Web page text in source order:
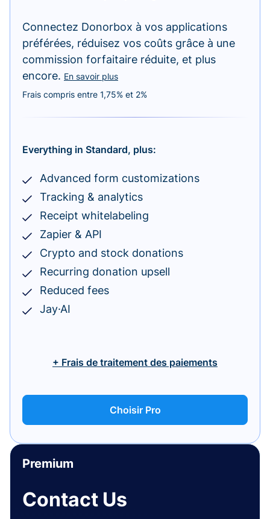
Connectez Donorbox à vos applications
préférées, réduisez vos coûts grâce à une
commission forfaitaire réduite, et plus
encore. En savoir plus
Frais compris entre 1,75% et 2%
Everything in Standard, plus:
Advanced form customizations
Tracking & analytics
Receipt whitelabeling
Zapier & API
Crypto and stock donations
Recurring donation upsell
Reduced fees
Jay·AI
+ Frais de traitement des paiements
Choisir Pro
Premium
Contact Us